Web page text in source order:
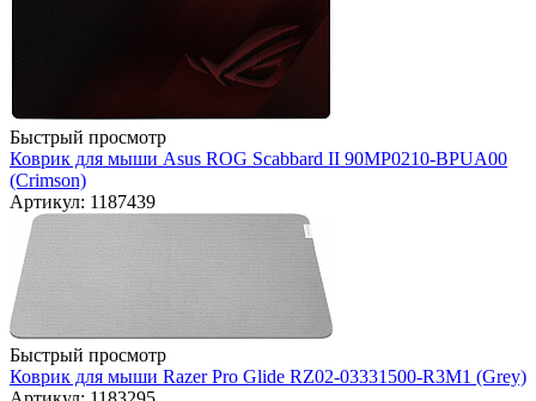
Быстрый просмотр
Коврик для мыши Asus ROG Scabbard II 90MP0210-BPUA00
(Crimson)
Артикул: 1187439
Быстрый просмотр
Коврик для мыши Razer Pro Glide RZ02-03331500-R3M1 (Grey)